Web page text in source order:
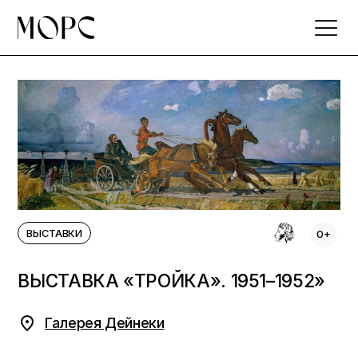
the
ВЫСТАВКИ 0+
ВЫСТАВКА «ТРОЙКА». 1951–1952»
Галерея Дейнеки